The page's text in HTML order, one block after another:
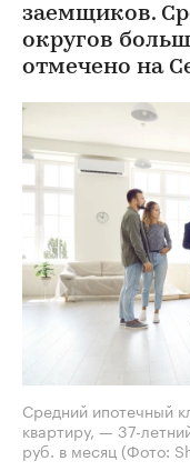
заемщиков.
округов
отмечено на
Средний ипотечный
квартиру, — 37-
руб. в месяц (Фото: